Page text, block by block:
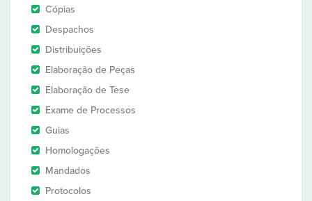
Cópias
Despachos
Distribuições
Elaboração de Peças
Elaboração de Tese
Exame de Processos
Guias
Homologações
Mandados
Protocolos